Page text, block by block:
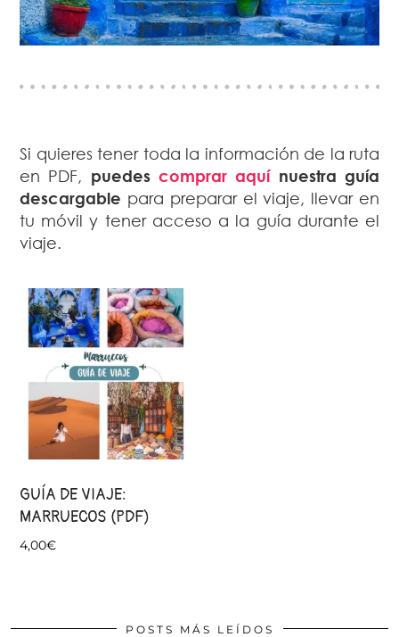
Si quieres tener toda la información de la ruta
en PDF, puedescomprar aquínuestra guía
descargable para preparar el viaje, llevar en
tu móvil y tener acceso a la guía durante el
viaje.
GUÍA DE VIAJE:
MARRUECOS (PDF)
4,00€
POSTS MÁS LEÍDOS